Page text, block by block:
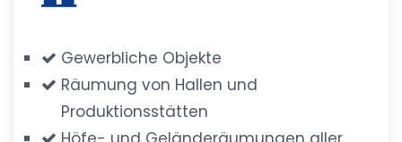
Gewerbliche Objekte
Räumung von Hallen und
Produktionsstätten